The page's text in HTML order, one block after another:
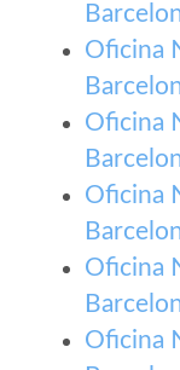
Oficina
Oficina
Oficina
Oficina
Oficina